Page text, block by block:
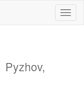
Pyzhov,